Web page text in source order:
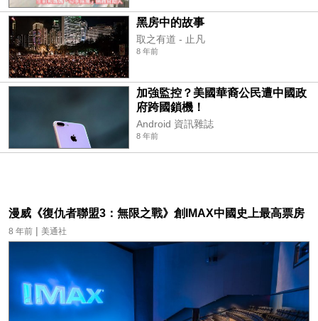
黑房中的故事
取之有道 - 止凡
8 年前
加強監控？美國華裔公民遭中國政
府跨國鎖機！
Android 資訊雜誌
8 年前
漫威《復仇者聯盟3：無限之戰》創IMAX中國史上最高票房
8 年前 | 美通社